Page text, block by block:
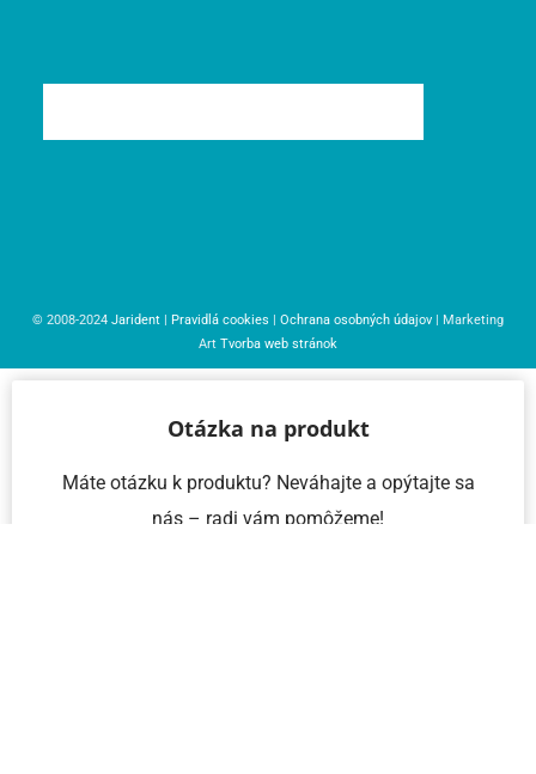
© 2008-2024 Jarident | Pravidlá cookies | Ochrana osobných údajov | Marketing
Art Tvorba web stránok
Otázka na produkt
Máte otázku k produktu? Neváhajte a opýtajte sa
nás – radi vám pomôžeme!